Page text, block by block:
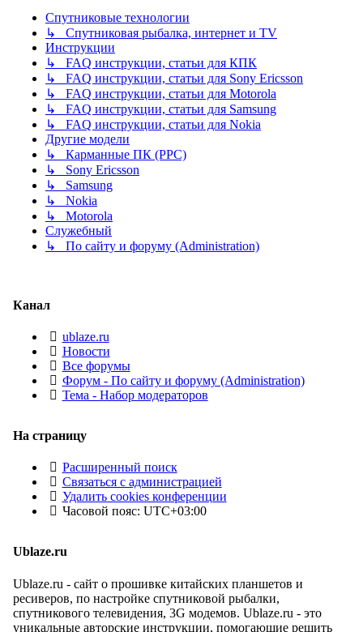
Спутниковые технологии
↳ Спутниковая рыбалка, интернет и TV
Инструкции
↳ FAQ инструкции, статьи для КПК
↳ FAQ инструкции, статьи для Sony Ericsson
↳ FAQ инструкции, статьи для Motorola
↳ FAQ инструкции, статьи для Samsung
↳ FAQ инструкции, статьи для Nokia
Другие модели
↳ Карманные ПК (PPC)
↳ Sony Ericsson
↳ Samsung
↳ Nokia
↳ Motorola
Служебный
↳ По сайту и форуму (Administration)
Канал
ublaze.ru
Новости
Все форумы
Форум - По сайту и форуму (Administration)
Тема - Набор модераторов
На страницу
Расширенный поиск
Связаться с администрацией
Удалить cookies конференции
Часовой пояс: UTC+03:00
Ublaze.ru
Ublaze.ru - сайт о прошивке китайских планшетов и
ресиверов, по настройке спутниковой рыбалки,
спутникового телевидения, 3G модемов. Ublaze.ru - это
уникальные авторские инструкции, помогающие решить